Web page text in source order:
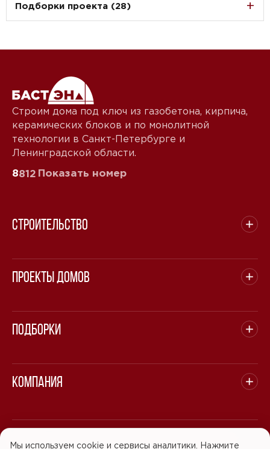
Подборки проекта (28)
Строим дома под ключ из газобетона, кирпича,
керамических блоков и по монолитной
технологии в Санкт-Петербурге и
Ленинградской области.
8812 Показать номер
Строительство
Проекты домов
Подборки
Компания
© 2008 - 2026 ООО "БАСТЭН". Все права защищены.
Мы используем cookie и сервисы аналитики. Нажмите